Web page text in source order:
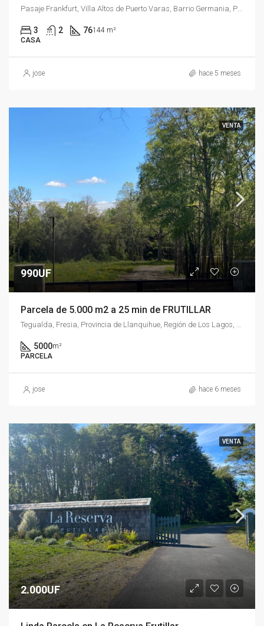
3 2 76144 m²
CASA
jose hace 5 meses
VENTA
990UF
Parcela de 5.000 m2 a 25 min de FRUTILLAR
Tegualda, Fresia, Provincia de Llanquihue, Región de Los Lagos, Chile
5000m²
PARCELA
jose hace 6 meses
VENTA
2.000UF